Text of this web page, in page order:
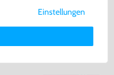
DAZU
Cookies und
in unsererDaten­schutz­
Einstellungen